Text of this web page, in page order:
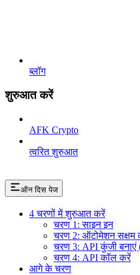
ब्लॉग
शुरुआत करें
AFK Crypto
त्वरित शुरुआत
ऑन दिस पेज
4 चरणों में शुरुआत करें
चरण 1: साइन इन
चरण 2: ऑटोमेशन सक्षम
चरण 3: API कुंजी
चरण 4: API कॉल करें
आगे के चरण